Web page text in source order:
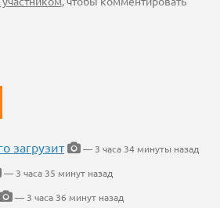
загрузит
— 3 часа 34 минуты назад
— 3 часа 35 минут назад
— 3 часа 36 минут назад